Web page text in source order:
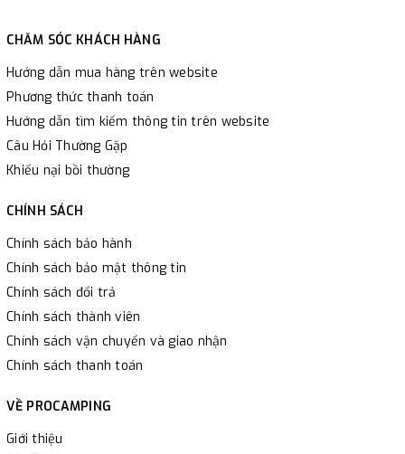
CHĂM SÓC KHÁCH HÀNG
Hướng dẫn mua hàng trên website
Phương thức thanh toán
Hướng dẫn tìm kiếm thông tin trên website
Câu Hỏi Thường Gặp
Khiếu nại bồi thường
CHÍNH SÁCH
Chính sách bảo hành
Chính sách bảo mật thông tin
Chính sách đổi trả
Chính sách thành viên
Chính sách vận chuyển và giao nhận
Chính sách thanh toán
VỀ PROCAMPING
Giới thiệu